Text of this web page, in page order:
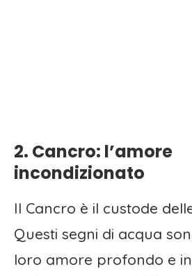
2. Cancro: l’amore
incondizionato
Il Cancro è il custode
Questi segni di acqua
loro amore profondo e